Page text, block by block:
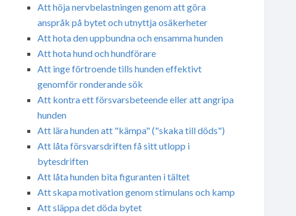
Att höja nervbelastningen genom att göra
anspråk på bytet och utnyttja osäkerheter
Att hota den uppbundna och ensamma hunden
Att hota hund och hundförare
Att inge förtroende tills hunden effektivt
genomför ronderande sök
Att kontra ett försvarsbeteende eller att angripa
hunden
Att lära hunden att "kämpa" ("skaka till döds")
Att låta försvarsdriften få sitt utlopp i
bytesdriften
Att låta hunden bita figuranten i tältet
Att skapa motivation genom stimulans och kamp
Att släppa det döda bytet